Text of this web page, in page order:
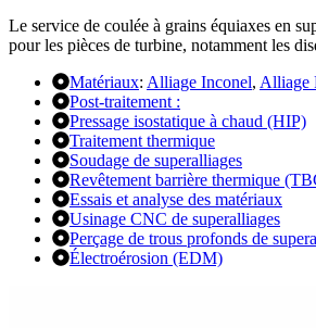
Le service de coulée à grains équiaxes en
pour les pièces de turbine, notamment les
Matériaux: Alliage Inconel, Alliage
Post-traitement :
Pressage isostatique à chaud (HIP)
Traitement thermique
Soudage de superalliages
Revêtement barrière thermique
Essais et analyse des matériaux
Usinage CNC de superalliages
Perçage de trous profonds de
Électroérosion (EDM)